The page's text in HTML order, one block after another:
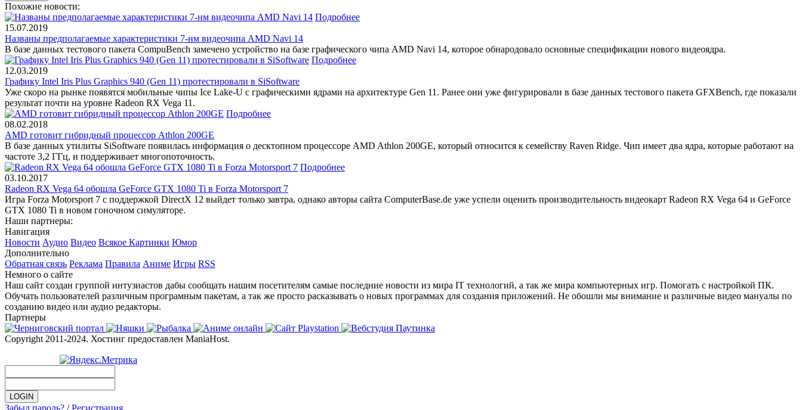
Похожие новости:
Подробнее
15.07.2019
Названы предполагаемые характеристики 7-нм видеочипа AMD Navi 14
В базе данных тестового пакета CompuBench замечено устройство на базе графического чипа AMD Navi 14, которое обнародовало основные спецификации нового видеоядра.
Подробнее
12.03.2019
Графику Intel Iris Plus Graphics 940 (Gen 11) протестировали в SiSoftware
Уже скоро на рынке появятся мобильные чипы Ice Lake-U с графическими ядрами на архитектуре Gen 11. Ранее они уже фигурировали в базе данных тестового пакета GFXBench, где показали
результат почти на уровне Radeon RX Vega 11.
Подробнее
08.02.2018
AMD готовит гибридный процессор Athlon 200GE
В базе данных утилиты SiSoftware появилась информация о десктопном процессоре AMD Athlon 200GE, который относится к семейству Raven Ridge. Чип имеет два ядра, которые работают на
частоте 3,2 ГГц, и поддерживает многопоточность.
Подробнее
03.10.2017
Radeon RX Vega 64 обошла GeForce GTX 1080 Ti в Forza Motorsport 7
Игра Forza Motorsport 7 с поддержкой DirectX 12 выйдет только завтра, однако авторы сайта ComputerBase.de уже успели оценить производительность видеокарт Radeon RX Vega 64 и GeForce
GTX 1080 Ti в новом гоночном симуляторе.
Наши партнеры:
Навигация
Новости Аудио Видео Всякое Картинки Юмор
Дополнительно
Обратная связь Реклама Правила Аниме Игры RSS
Немного о сайте
Наш сайт создан группой интузиастов дабы сообщать нашим посетителям самые последние новости из мира IT технологий, а так же мира компьютерных игр. Помогать с настройкой ПК.
Обучать пользователей различным програмным пакетам, а так же просто расказывать о новых программах для создания приложений. Не обошли мы внимание и различные видео мануалы по
созданию видео или аудио редакторы.
Партнеры
Copyright 2011-2024. Хостинг предоставлен ManiaHost.
Забыл пароль? /Регистрация